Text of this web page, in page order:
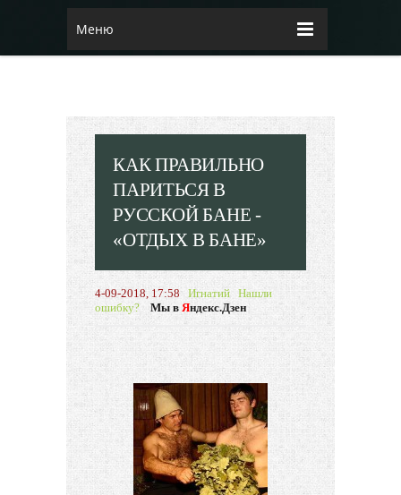
Меню
КАК ПРАВИЛЬНО
ПАРИТЬСЯ В
РУССКОЙ БАНЕ -
«ОТДЫХ В БАНЕ»
4-09-2018, 17:58 Игнатий Нашли
ошибку?
Мы в Яндекс.Дзен